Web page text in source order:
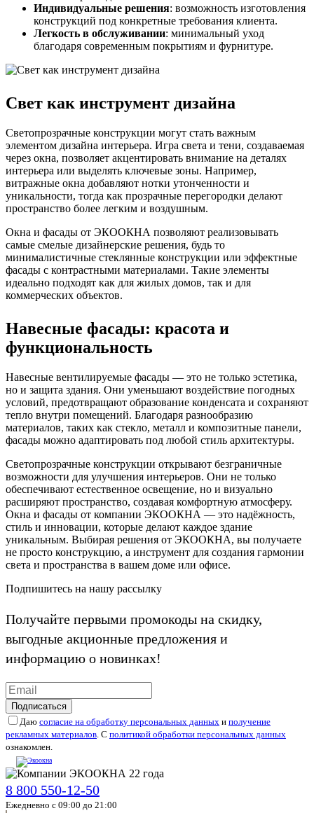
Индивидуальные решения: возможность изготовления
конструкций под конкретные требования клиента.
Легкость в обслуживании: минимальный уход
благодаря современным покрытиям и фурнитуре.
Свет как инструмент дизайна
Светопрозрачные конструкции могут стать важным
элементом дизайна интерьера. Игра света и тени, создаваемая
через окна, позволяет акцентировать внимание на деталях
интерьера или выделять ключевые зоны. Например,
витражные окна добавляют нотки утонченности и
уникальности, тогда как прозрачные перегородки делают
пространство более легким и воздушным.
Окна и фасады от ЭКООКНА позволяют реализовывать
самые смелые дизайнерские решения, будь то
минималистичные стеклянные конструкции или эффектные
фасады с контрастными материалами. Такие элементы
идеально подходят как для жилых домов, так и для
коммерческих объектов.
Навесные фасады: красота и
функциональность
Навесные вентилируемые фасады — это не только эстетика,
но и защита здания. Они уменьшают воздействие погодных
условий, предотвращают образование конденсата и сохраняют
тепло внутри помещений. Благодаря разнообразию
материалов, таких как стекло, металл и композитные панели,
фасады можно адаптировать под любой стиль архитектуры.
Светопрозрачные конструкции открывают безграничные
возможности для улучшения интерьеров. Они не только
обеспечивают естественное освещение, но и визуально
расширяют пространство, создавая комфортную атмосферу.
Окна и фасады от компании ЭКООКНА — это надёжность,
стиль и инновации, которые делают каждое здание
уникальным. Выбирая решения от ЭКООКНА, вы получаете
не просто конструкцию, а инструмент для создания гармонии
света и пространства в вашем доме или офисе.
Подпишитесь на нашу рассылку
Получайте первыми промокоды на скидку,
выгодные акционные предложения и
информацию о новинках!
Подписаться
Даю согласие на обработку персональных данных и получение
рекламных материалов . С политикой обработки персональных данных
ознакомлен.
8 800 550-12-50
Ежедневно с 09:00 до 21:00